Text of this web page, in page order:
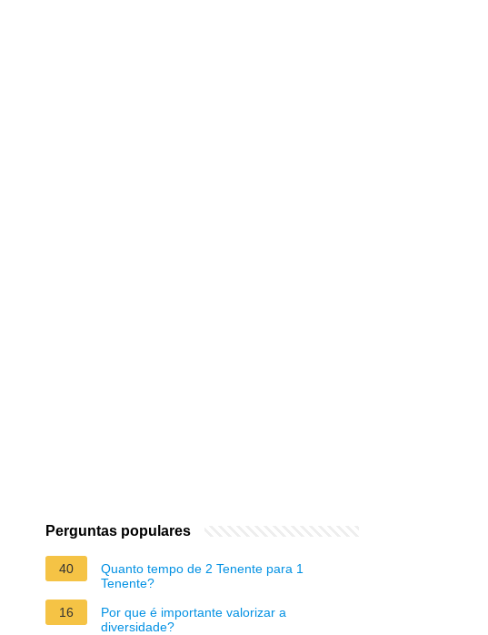
Perguntas populares
40
Quanto tempo de 2 Tenente para 1
Tenente?
16
Por que é importante valorizar a
diversidade?